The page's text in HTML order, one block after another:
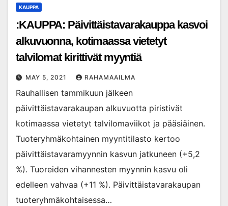
KAUPPA
:KAUPPA: Päivittäistavarakauppa kasvoi
alkuvuonna, kotimaassa vietetyt
talvilomat kirittivät myyntiä
MAY 5, 2021 RAHAMAAILMA
Rauhallisen tammikuun jälkeen
päivittäistavarakaupan alkuvuotta piristivät
kotimaassa vietetyt talvilomaviikot ja pääsiäinen.
Tuoteryhmäkohtainen myyntitilasto kertoo
päivittäistavaramyynnin kasvun jatkuneen (+5,2
%). Tuoreiden vihannesten myynnin kasvu oli
edelleen vahvaa (+11 %). Päivittäistavarakaupan
tuoteryhmäkohtaisessa…